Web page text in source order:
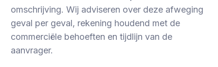
omschrijving. Wij adviseren over deze afweging
geval per geval, rekening houdend met de
commerciële behoeften en tijdlijn van de
aanvrager.